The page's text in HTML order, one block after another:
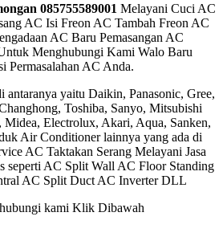
085755589001 Melayani Cuci AC
AC Isi Freon AC Tambah Freon AC
AC Baru Pemasangan AC
Menghubungi Kami Walo Baru
Permasalahan AC Anda.
yaitu Daikin, Panasonic, Gree,
Toshiba, Sanyo, Mitsubishi
Electrolux, Akari, Aqua, Sanken,
Air Conditioner lainnya yang ada di
AC Taktakan Serang Melayani Jasa
seperti AC Split Wall AC Floor Standing
AC Split Duct AC Inverter DLL
kami Klik Dibawah